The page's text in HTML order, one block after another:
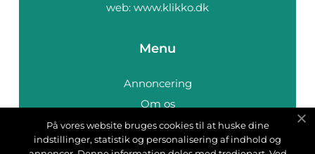
web: www.klikko.dk
Menu
Annoncering
Om os
Cookies
Kontakt os
På vores website bruges cookies til at huske dine
indstillinger, statistik og personalisering af indhold og